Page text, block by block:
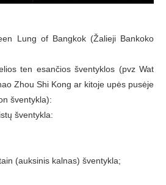
Lung of Bangkok (Žalieji Bankoko
ten esančios šventyklos (pvz Wat
Zhou Shi Kong ar kitoje upės pusėje
šventykla):
šventykla:
(auksinis kalnas) šventykla;